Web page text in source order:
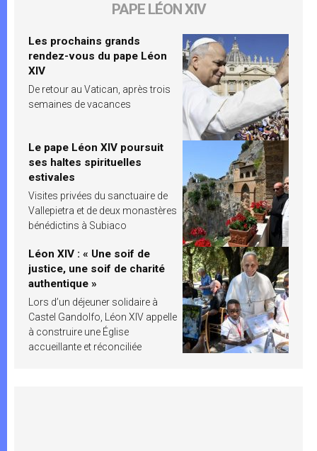
PAPE LÉON XIV
Les prochains grands
rendez-vous du pape Léon
XIV
De retour au Vatican, après trois
semaines de vacances
Le pape Léon XIV poursuit
ses haltes spirituelles
estivales
Visites privées du sanctuaire de
Vallepietra et de deux monastères
bénédictins à Subiaco
Léon XIV : « Une soif de
justice, une soif de charité
authentique »
Lors d’un déjeuner solidaire à
Castel Gandolfo, Léon XIV appelle
à construire une Église
accueillante et réconciliée